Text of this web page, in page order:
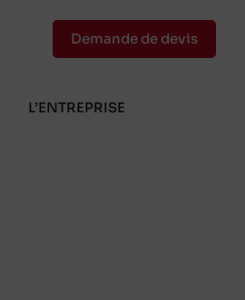
L’ENTREPRISE
Demande de devis